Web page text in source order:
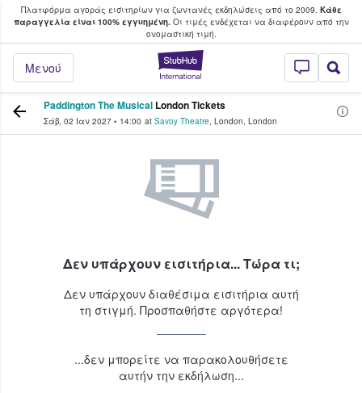
Πλατφόρμα αγοράς εισιτηρίων για ζωντανές εκδηλώσεις από το 2009. Κάθε
παραγγελία είναι 100% εγγυημένη.Οι τιμές ενδέχεται να διαφέρουν από την
oνομαστική τιμή.
StubHub - Όπου
Μενού
φαν αγοράζουν και πουλούν
Paddington The Musical London Tickets
Σάβ, 02 Ιαν 2027 • 14:00 at Savoy Theatre, London, London
Δεν υπάρχουν εισιτήρια... Τώρα τι;
Δεν υπάρχουν διαθέσιμα εισιτήρια αυτή
τη στιγμή. Προσπαθήστε αργότερα!
...δεν μπορείτε να παρακολουθήσετε
αυτήν την εκδήλωση...